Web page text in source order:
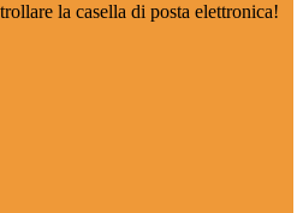
la casella di posta elettronica!